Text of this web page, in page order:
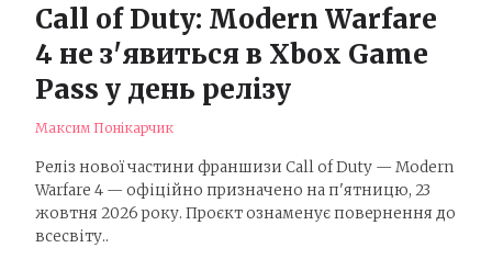
Call of Duty: Modern Warfare
4 не з'явиться в Xbox Game
Pass у день релізу
Максим Понікарчик
Реліз нової частини франшизи Call of Duty — Modern
Warfare 4 — офіційно призначено на п'ятницю, 23
жовтня 2026 року. Проєкт ознаменує повернення до
всесвіту..